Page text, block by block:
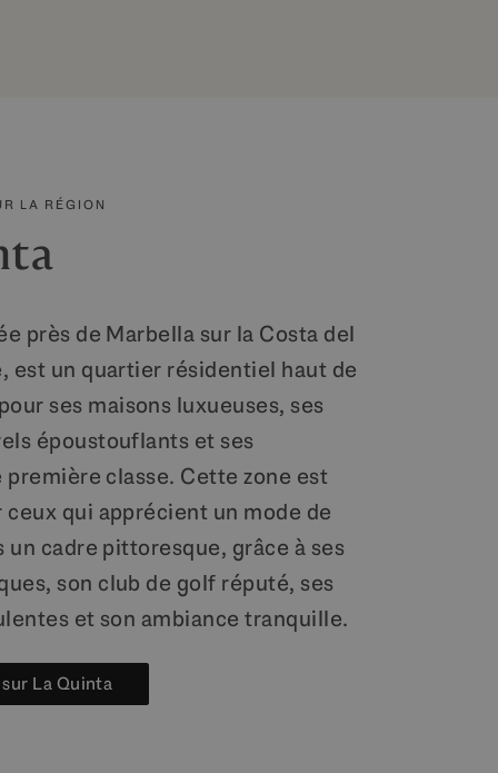
LA RÉGION
près de Marbella sur la Costa del
est un quartier résidentiel haut de
ses maisons luxueuses, ses
époustouflants et ses
classe. Cette zone est
qui apprécient un mode de
cadre pittoresque, grâce à ses
son club de golf réputé, ses
et son ambiance tranquille.
La Quinta